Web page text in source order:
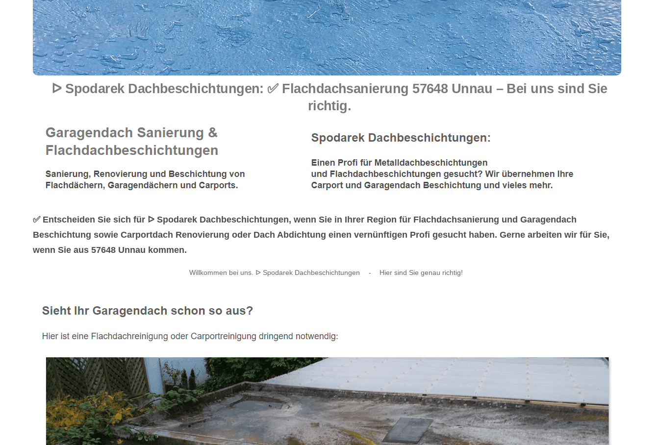
ᐅ Spodarek Dachbeschichtungen: ✅ Flachdachsanierung 57648 Unnau – Bei uns sind Sie
richtig.
✅ Entscheiden Sie sich für ᐅ Spodarek Dachbeschichtungen, wenn Sie in Ihrer Region für Flachdachsanierung und Garagendach
Beschichtung sowie Carportdach Renovierung oder Dach Abdichtung einen vernünftigen Profi gesucht haben. Gerne arbeiten wir für Sie,
wenn Sie aus 57648 Unnau kommen.
Willkommen bei uns. ᐅ Spodarek Dachbeschichtungen - Hier sind Sie genau richtig!